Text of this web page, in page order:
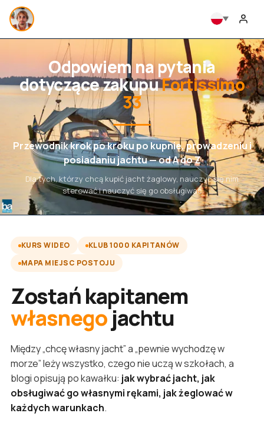
Odpowiem na pytania
dotyczące zakupuFortissimo
33
Przewodnik krok po kroku po kupnie, prowadzeniu i
posiadaniu jachtu — od A do Z
Dla tych, którzy chcą kupić jacht żaglowy, nauczyć się nim
sterować i nauczyć się go obsługiwać
KURS WIDEO
KLUB 1000 KAPITANÓW
MAPA MIEJSC POSTOJU
Zostań kapitanem
własnegojachtu
Między „chcę własny jacht” a „pewnie wychodzę w
morze” leży wszystko, czego nie uczą w szkołach, a
blogi opisują po kawałku: jak wybrać jacht, jak
obsługiwać go własnymi rękami, jak żeglować w
każdych warunkach.